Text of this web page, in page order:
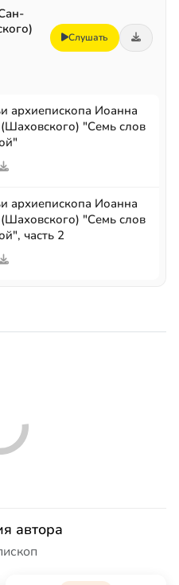
Слушать
архиепископа Иоанна
"Семь слов
архиепископа Иоанна
"Семь слов
часть 2
станьте первым.